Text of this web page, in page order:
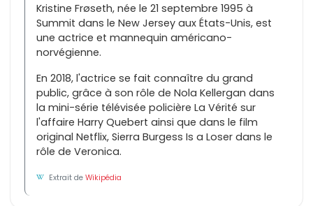
Kristine Frøseth, née le 21 septembre 1995 à
Summit dans le New Jersey aux États-Unis, est
une actrice et mannequin américano-
norvégienne.
En 2018, l'actrice se fait connaître du grand
public, grâce à son rôle de Nola Kellergan dans
la mini-série télévisée policière La Vérité sur
l'affaire Harry Quebert ainsi que dans le film
original Netflix, Sierra Burgess Is a Loser dans le
rôle de Veronica.
Extrait deWikipédia